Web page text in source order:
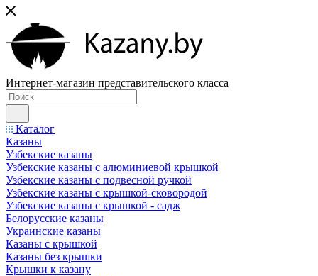
Интернет-магазин представительского класса
Каталог
Казаны
Узбекские казаны
Узбекские казаны с алюминиевой крышкой
Узбекские казаны с подвесной ручкой
Узбекские казаны с крышкой-сковородой
Узбекские казаны с крышкой - садж
Белорусские казаны
Украинские казаны
Казаны с крышкой
Казаны без крышки
Крышки к казану